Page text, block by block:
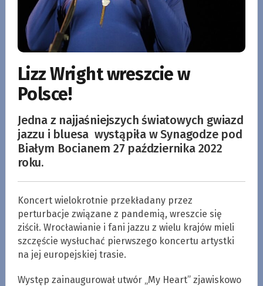
Lizz Wright wreszcie w
Polsce!
Jedna z najjaśniejszych światowych gwiazd
jazzu i bluesa wystąpiła w Synagodze pod
Białym Bocianem 27 października 2022
roku.
Koncert wielokrotnie przekładany przez
perturbacje związane z pandemią, wreszcie się
ziścił. Wrocławianie i fani jazzu z wielu krajów mieli
szczęście wysłuchać pierwszego koncertu artystki
na jej europejskiej trasie.
Występ zainaugurował utwór „My Heart” zjawiskowo